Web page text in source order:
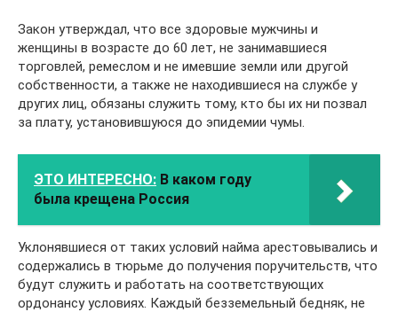
Закон утверждал, что все здоровые мужчины и
женщины в возрасте до 60 лет, не занимавшиеся
торговлей, ремеслом и не имевшие земли или другой
собственности, а также не находившиеся на службе у
других лиц, обязаны служить тому, кто бы их ни позвал
за плату, установившуюся до эпидемии чумы.
ЭТО ИНТЕРЕСНО: В каком году
была крещена Россия
Уклонявшиеся от таких условий найма арестовывались и
содержались в тюрьме до получения поручительств, что
будут служить и работать на соответствующих
ордонансу условиях. Каждый безземельный бедняк, не